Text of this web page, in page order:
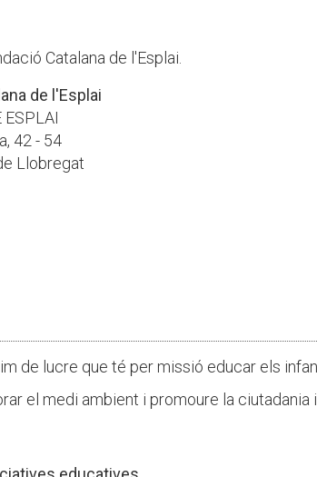
Catalana de l'Esplai.
de l'Esplai
ESPLAI
42 - 54
Llobregat
de lucre que té per missió educar els
el medi ambient i promoure la ciutadania